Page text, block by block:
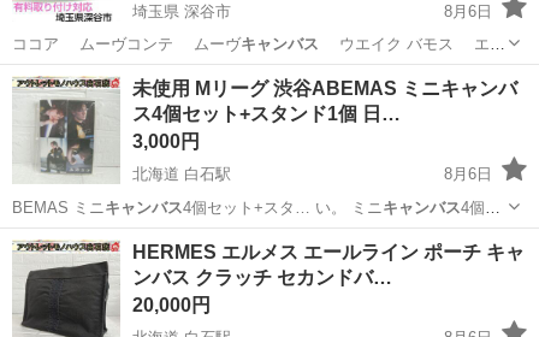
埼玉県 深谷市
8月6日
ココア ムーヴコンテ ムーヴキャンバス ウエイク バモス エブ
リ…
埼玉 深谷市 カーナビ、テレビ
未使用 Mリーグ 渋谷ABEMAS ミニキャンバ
ス4個セット+スタンド1個 日…
3,000円
北海道 白石駅
8月6日
BEMAS ミニ キャンバス 4個セット+スタ… い。 ミニ キャンバス4個セ
ット+スタ…
北海道 札幌市
HERMES エルメス エールライン ポーチ キャ
ンバス クラッチ セカンドバ…
20,000円